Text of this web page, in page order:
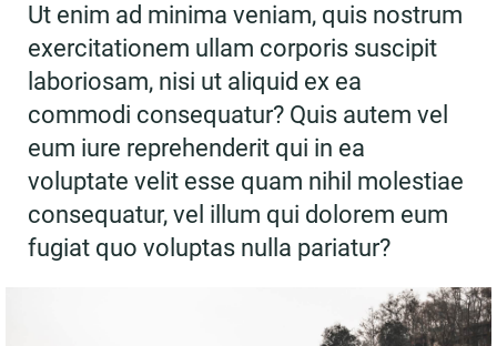
Ut enim ad minima veniam, quis nostrum
exercitationem ullam corporis suscipit
laboriosam, nisi ut aliquid ex ea
commodi consequatur? Quis autem vel
eum iure reprehenderit qui in ea
voluptate velit esse quam nihil molestiae
consequatur, vel illum qui dolorem eum
fugiat quo voluptas nulla pariatur?